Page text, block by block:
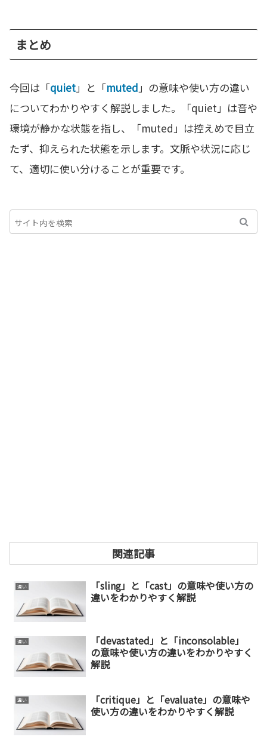
まとめ
今回は「quiet」と「muted」の意味や使い方の違い
についてわかりやすく解説しました。「quiet」は音や
環境が静かな状態を指し、「muted」は控えめで目立
たず、抑えられた状態を示します。文脈や状況に応じ
て、適切に使い分けることが重要です。
関連記事
違い
「sling」と「cast」の意味や使い方の
違いをわかりやすく解説
違い
「devastated」と「inconsolable」
の意味や使い方の違いをわかりやすく
解説
違い
「critique」と「evaluate」の意味や
使い方の違いをわかりやすく解説